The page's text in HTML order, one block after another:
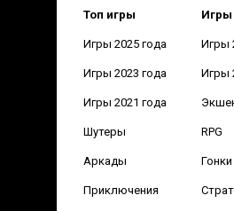
Топ игры Игры
Игры 2025 года Игры
Игры 2023 года Игры
Игры 2021 года
Шутеры RPG
Аркады Гонки
Приключения